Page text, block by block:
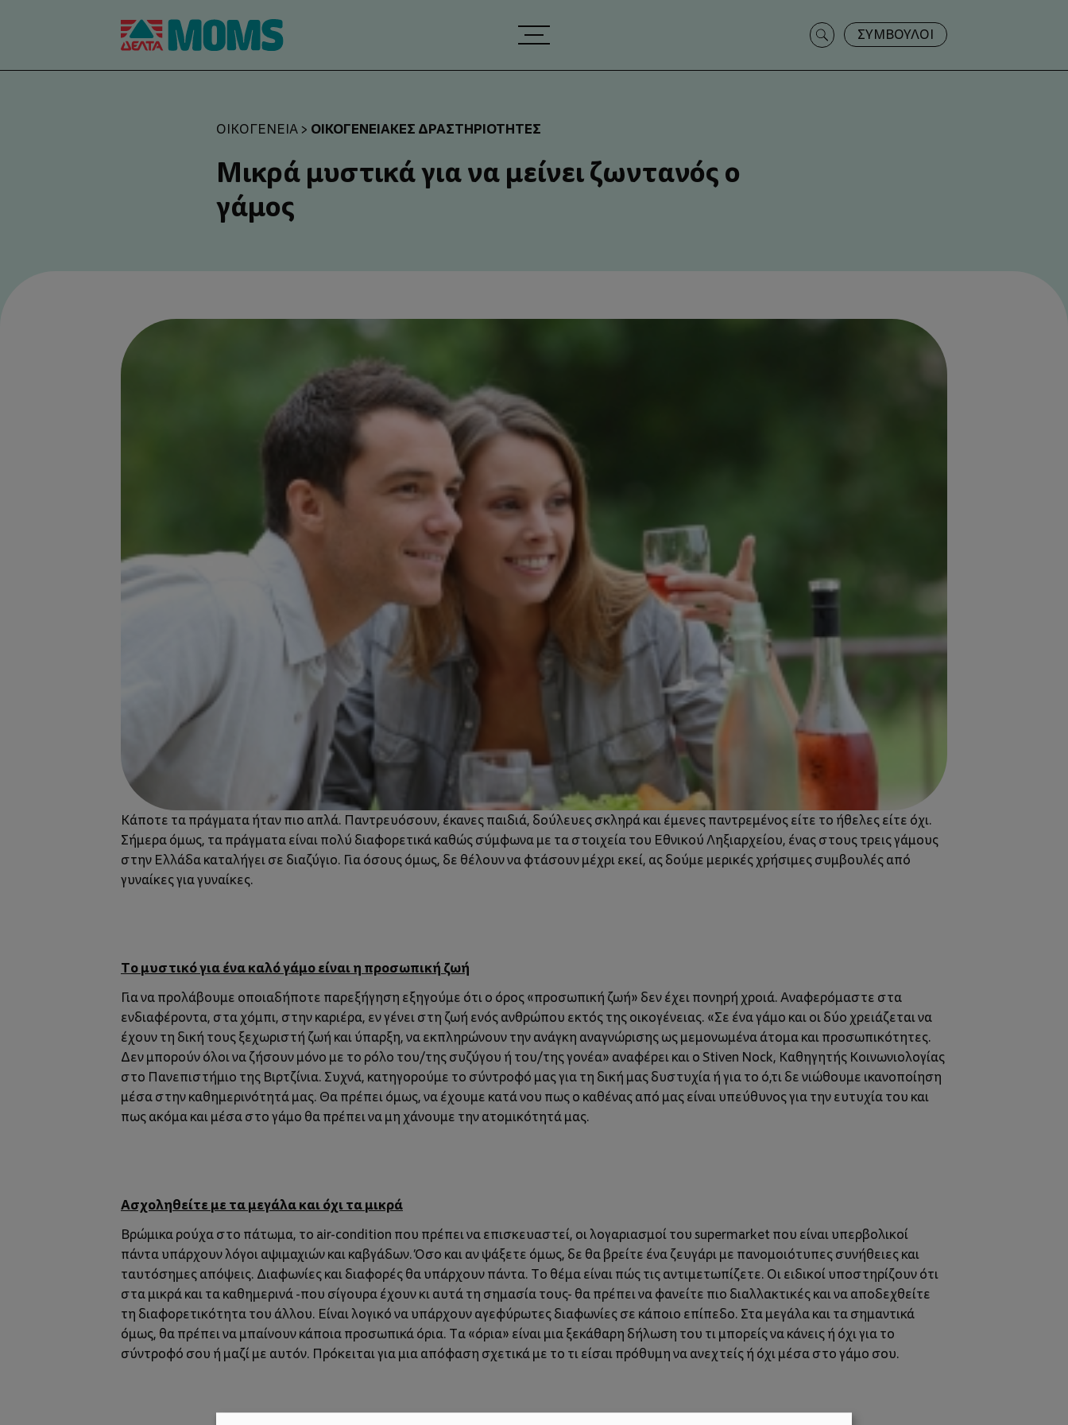
Search
for:
ΣΥΜΒΟΥΛΟΙ
ΟΙΚΟΓΈΝΕΙΑ> ΟΙΚΟΓΕΝΕΙΑΚΈΣ ΔΡΑΣΤΗΡΙΌΤΗΤΕΣ
Μικρά μυστικά για να μείνει ζωντανός ο
γάμος
Κάποτε τα πράγματα ήταν πιο απλά. Παντρευόσουν, έκανες παιδιά, δούλευες σκληρά και έμενες παντρεμένος είτε το ήθελες είτε όχι.
Σήμερα όμως, τα πράγματα είναι πολύ διαφορετικά καθώς σύμφωνα με τα στοιχεία του Εθνικού Ληξιαρχείου, ένας στους τρεις γάμους
στην Ελλάδα καταλήγει σε διαζύγιο. Για όσους όμως, δε θέλουν να φτάσουν μέχρι εκεί, ας δούμε μερικές χρήσιμες συμβουλές από
γυναίκες για γυναίκες.
Το μυστικό για ένα καλό γάμο είναι η προσωπική ζωή
Για να προλάβουμε οποιαδήποτε παρεξήγηση εξηγούμε ότι ο όρος «προσωπική ζωή» δεν έχει πονηρή χροιά. Αναφερόμαστε στα
ενδιαφέροντα, στα χόμπι, στην καριέρα, εν γένει στη ζωή ενός ανθρώπου εκτός της οικογένειας. «Σε ένα γάμο και οι δύο χρειάζεται να
έχουν τη δική τους ξεχωριστή ζωή και ύπαρξη, να εκπληρώνουν την ανάγκη αναγνώρισης ως μεμονωμένα άτομα και προσωπικότητες.
Δεν μπορούν όλοι να ζήσουν μόνο με το ρόλο του/της συζύγου ή του/της γονέα» αναφέρει και ο Stiven Nock, Καθηγητής Κοινωνιολογίας
στο Πανεπιστήμιο της Βιρτζίνια. Συχνά, κατηγορούμε το σύντροφό μας για τη δική μας δυστυχία ή για το ό,τι δε νιώθουμε ικανοποίηση
μέσα στην καθημερινότητά μας. Θα πρέπει όμως, να έχουμε κατά νου πως ο καθένας από μας είναι υπεύθυνος για την ευτυχία του και
πως ακόμα και μέσα στο γάμο θα πρέπει να μη χάνουμε την ατομικότητά μας.
Ασχοληθείτε με τα μεγάλα και όχι τα μικρά
Βρώμικα ρούχα στο πάτωμα, το air-condition που πρέπει να επισκευαστεί, οι λογαριασμοί του supermarket που είναι υπερβολικοί
πάντα υπάρχουν λόγοι αψιμαχιών και καβγάδων. Όσο και αν ψάξετε όμως, δε θα βρείτε ένα ζευγάρι με πανομοιότυπες συνήθειες και
ταυτόσημες απόψεις. Διαφωνίες και διαφορές θα υπάρχουν πάντα. Το θέμα είναι πώς τις αντιμετωπίζετε. Οι ειδικοί υποστηρίζουν ότι
στα μικρά και τα καθημερινά -που σίγουρα έχουν κι αυτά τη σημασία τους- θα πρέπει να φανείτε πιο διαλλακτικές και να αποδεχθείτε
τη διαφορετικότητα του άλλου. Είναι λογικό να υπάρχουν αγεφύρωτες διαφωνίες σε κάποιο επίπεδο. Στα μεγάλα και τα σημαντικά
όμως, θα πρέπει να μπαίνουν κάποια προσωπικά όρια. Τα «όρια» είναι μια ξεκάθαρη δήλωση του τι μπορείς να κάνεις ή όχι για το
σύντροφό σου ή μαζί με αυτόν. Πρόκειται για μια απόφαση σχετικά με το τι είσαι πρόθυμη να ανεχτείς ή όχι μέσα στο γάμο σου.